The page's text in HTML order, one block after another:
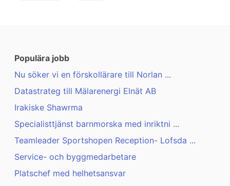
Populära jobb
Nu söker vi en förskollärare till Norlan ...
Datastrateg till Mälarenergi Elnät AB
Irakiske Shawrma
Specialisttjänst barnmorska med inriktni ...
Teamleader Sportshopen Reception- Lofsda ...
Service- och byggmedarbetare
Platschef med helhetsansvar